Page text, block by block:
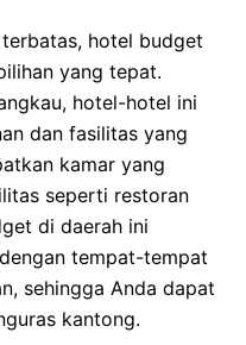
hotel budget
yang tepat.
hotel-hotel ini
dan fasilitas yang
kamar yang
seperti restoran
di daerah ini
tempat-tempat
sehingga Anda dapat
kantong.